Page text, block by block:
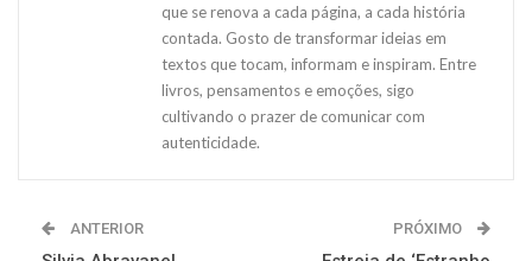
que se renova a cada página, a cada história
contada. Gosto de transformar ideias em
textos que tocam, informam e inspiram. Entre
livros, pensamentos e emoções, sigo
cultivando o prazer de comunicar com
autenticidade.
ANTERIOR PRÓXIMO